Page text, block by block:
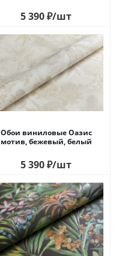
5 390₽/шт
Обои виниловые Оазис
мотив, бежевый, белый
5 390₽/шт